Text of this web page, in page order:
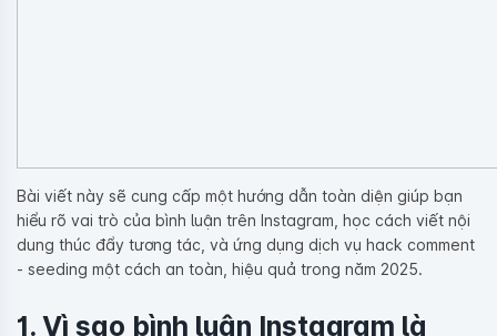
Bài viết này sẽ cung cấp một hướng dẫn toàn diện giúp bạn
hiểu rõ vai trò của bình luận trên Instagram, học cách viết nội
dung thúc đẩy tương tác, và ứng dụng dịch vụ hack comment
- seeding một cách an toàn, hiệu quả trong năm 2025.
1. Vì sao bình luận Instagram là